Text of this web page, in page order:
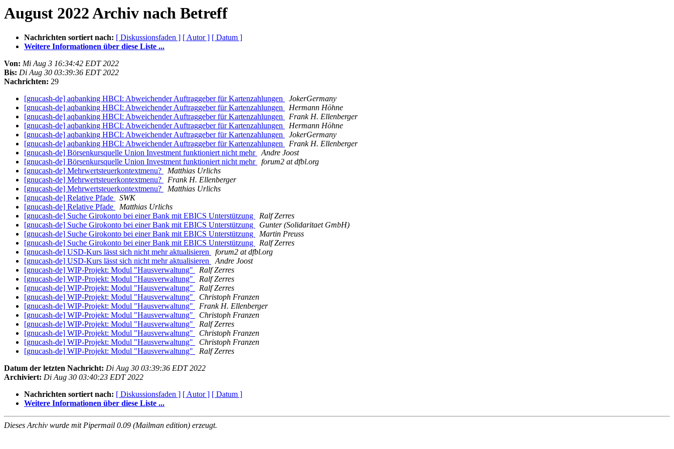
August 2022 Archiv nach Betreff
Nachrichten sortiert nach: [ Diskussionsfaden ] [ Autor ] [ Datum ]
Weitere Informationen über diese Liste ...
Von: Mi Aug 3 16:34:42 EDT 2022
Bis: Di Aug 30 03:39:36 EDT 2022
Nachrichten: 29
[gnucash-de] aqbanking HBCI: Abweichender Auftraggeber für Kartenzahlungen
JokerGermany
[gnucash-de] aqbanking HBCI: Abweichender Auftraggeber für Kartenzahlungen
Hermann Höhne
[gnucash-de] aqbanking HBCI: Abweichender Auftraggeber für Kartenzahlungen
Frank H. Ellenberger
[gnucash-de] aqbanking HBCI: Abweichender Auftraggeber für Kartenzahlungen
Hermann Höhne
[gnucash-de] aqbanking HBCI: Abweichender Auftraggeber für Kartenzahlungen
JokerGermany
[gnucash-de] aqbanking HBCI: Abweichender Auftraggeber für Kartenzahlungen
Frank H. Ellenberger
[gnucash-de] Börsenkursquelle Union Investment funktioniert nicht mehr
Andre Joost
[gnucash-de] Börsenkursquelle Union Investment funktioniert nicht mehr
forum2 at dfbl.org
[gnucash-de] Mehrwertsteuerkontextmenu?
Matthias Urlichs
[gnucash-de] Mehrwertsteuerkontextmenu?
Frank H. Ellenberger
[gnucash-de] Mehrwertsteuerkontextmenu?
Matthias Urlichs
[gnucash-de] Relative Pfade
SWK
[gnucash-de] Relative Pfade
Matthias Urlichs
[gnucash-de] Suche Girokonto bei einer Bank mit EBICS Unterstützung
Ralf Zerres
[gnucash-de] Suche Girokonto bei einer Bank mit EBICS Unterstützung
Gunter (Solidaritaet GmbH)
[gnucash-de] Suche Girokonto bei einer Bank mit EBICS Unterstützung
Martin Preuss
[gnucash-de] Suche Girokonto bei einer Bank mit EBICS Unterstützung
Ralf Zerres
[gnucash-de] USD-Kurs lässt sich nicht mehr aktualisieren
forum2 at dfbl.org
[gnucash-de] USD-Kurs lässt sich nicht mehr aktualisieren
Andre Joost
[gnucash-de] WIP-Projekt: Modul "Hausverwaltung"
Ralf Zerres
[gnucash-de] WIP-Projekt: Modul "Hausverwaltung"
Ralf Zerres
[gnucash-de] WIP-Projekt: Modul "Hausverwaltung"
Ralf Zerres
[gnucash-de] WIP-Projekt: Modul "Hausverwaltung"
Christoph Franzen
[gnucash-de] WIP-Projekt: Modul "Hausverwaltung"
Frank H. Ellenberger
[gnucash-de] WIP-Projekt: Modul "Hausverwaltung"
Christoph Franzen
[gnucash-de] WIP-Projekt: Modul "Hausverwaltung"
Ralf Zerres
[gnucash-de] WIP-Projekt: Modul "Hausverwaltung"
Christoph Franzen
[gnucash-de] WIP-Projekt: Modul "Hausverwaltung"
Christoph Franzen
[gnucash-de] WIP-Projekt: Modul "Hausverwaltung"
Ralf Zerres
Datum der letzten Nachricht: Di Aug 30 03:39:36 EDT 2022
Archiviert: Di Aug 30 03:40:23 EDT 2022
Nachrichten sortiert nach: [ Diskussionsfaden ] [ Autor ] [ Datum ]
Weitere Informationen über diese Liste ...
Dieses Archiv wurde mit Pipermail 0.09 (Mailman edition) erzeugt.